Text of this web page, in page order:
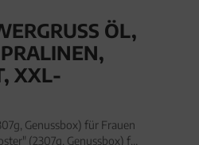
ÖL, ES
SC
GE
Genussbox) für Frauen
(2307g, Genussbox) für